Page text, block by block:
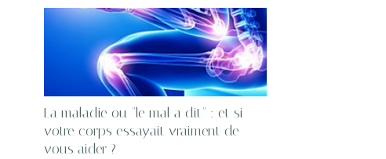
La maladie ou "le mal a dit" : et si
votre corps essayait vraiment de
vous aider ?